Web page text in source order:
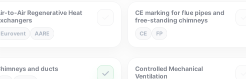
to-Air Regenerative Heat
Eurovent AARE
CE marking for flue pipes and
free-standing chimneys
CE FP
and ducts
Controlled Mechanical
Ventilation